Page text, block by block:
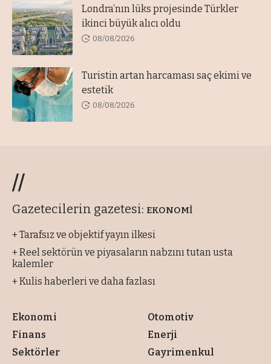
Londra’nın lüks projesinde Türkler
ikinci büyük alıcı oldu
08/08/2026
Turistin artan harcaması saç ekimi ve
estetik
08/08/2026
//
Gazetecilerin gazetesi: EKONOMİ
+ Tarafsız ve objektif yayın ilkesi
+ Reel sektörün ve piyasaların nabzını tutan usta
kalemler
+ Kulis haberleri ve daha fazlası
Ekonomi
Finans
Sektörler
Otomotiv
Enerji
Gayrimenkul